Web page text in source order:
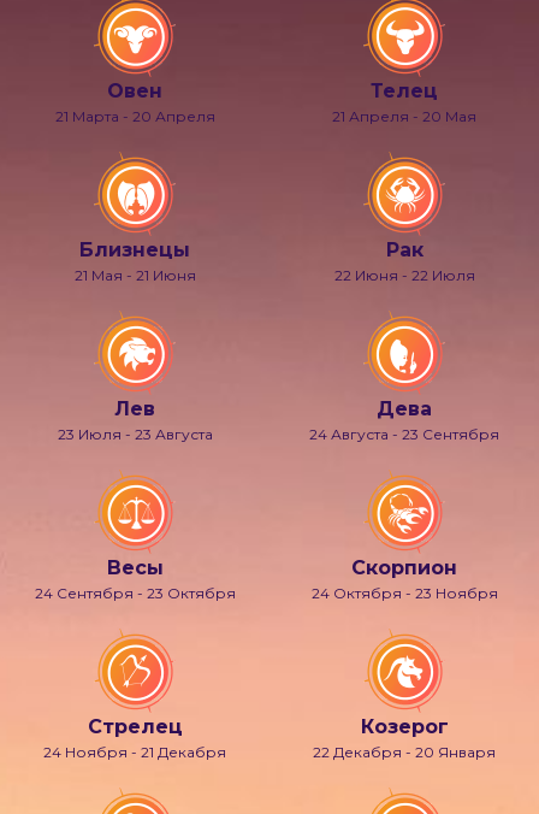
Овен
21 Марта - 20 Апреля
Телец
21 Апреля - 20 Мая
Близнецы
21 Мая - 21 Июня
Рак
22 Июня - 22 Июля
Лев
23 Июля - 23 Августа
Дева
24 Августа - 23 Сентября
Весы
24 Сентября - 23 Октября
Скорпион
24 Октября - 23 Ноября
Стрелец
24 Ноября - 21 Декабря
Козерог
22 Декабря - 20 Января